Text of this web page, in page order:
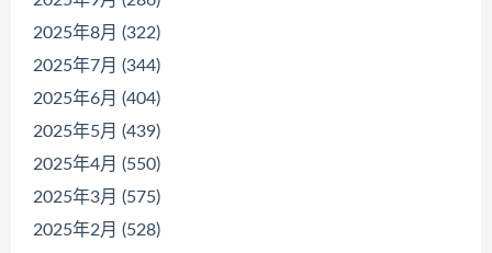
2025年8月 (322)
2025年7月 (344)
2025年6月 (404)
2025年5月 (439)
2025年4月 (550)
2025年3月 (575)
2025年2月 (528)